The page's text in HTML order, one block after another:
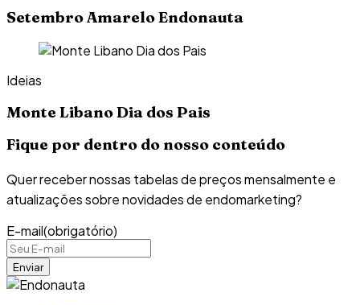
Setembro Amarelo Endonauta
Ideias
Monte Libano Dia dos Pais
Fique por dentro do nosso conteúdo
Quer receber nossas tabelas de preços mensalmente e
atualizações sobre novidades de endomarketing?
E-mail(obrigatório)